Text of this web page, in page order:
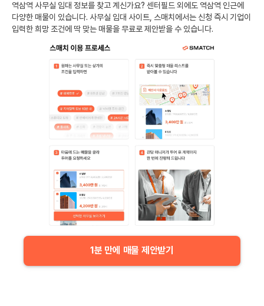
역삼역 사무실 임대 정보를 찾고 계신가요? 센터필드 외에도 역삼역 인근에
다양한 매물이 있습니다. 사무실 임대 사이트, 스매치에서는 신청 즉시 기업이
입력한 희망 조건에 딱 맞는 매물을 무료로 제안받을 수 있습니다.
1분 만에 매물 제안받기